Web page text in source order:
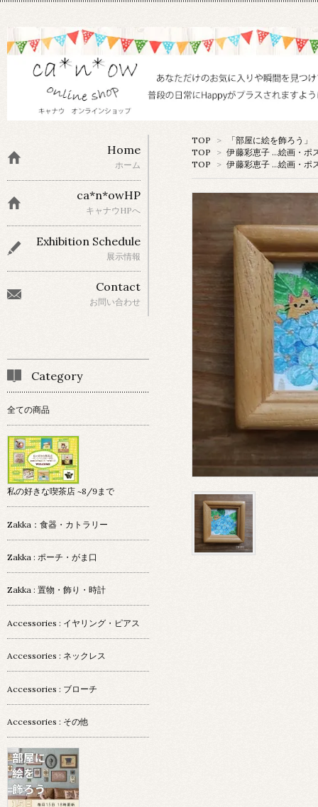
TOP >
「部屋に絵を飾ろう
TOP
> 伊藤彩恵子 …絵画・ポ
TOP
> 伊藤彩恵子 …絵画・ポ
Home
ホーム
ca*n*owHP
キャナウHPへ
Exhibition Schedule
展示情報
Contact
お問い合わせ
Category
全ての商品
私の好きな喫茶店 ~8/9まで
Zakka：食器・カトラリー
Zakka : ポーチ・がま口
Zakka : 置物・飾り・時計
Accessories : イヤリング・ピアス
Accessories : ネックレス
Accessories : ブローチ
Accessories : その他